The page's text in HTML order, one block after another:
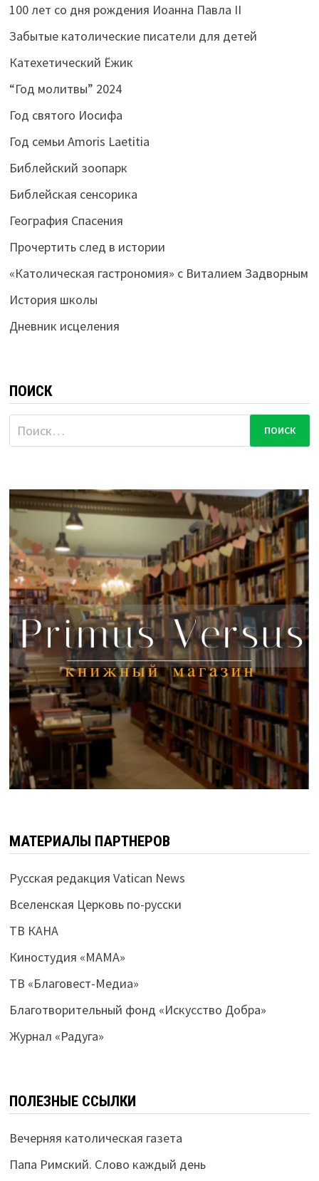
100 лет со дня рождения Иоанна Павла II
Забытые католические писатели для детей
Катехетический Ёжик
“Год молитвы” 2024
Год святого Иосифа
Год семьи Amoris Laetitia
Библейский зоопарк
Библейская сенсорика
География Спасения
Прочертить след в истории
«Католическая гастрономия» с Виталием Задворным
История школы
Дневник исцеления
ПОИСК
Найти:
МАТЕРИАЛЫ ПАРТНЕРОВ
Русская редакция Vatican News
Вселенская Церковь по-русски
ТВ КАНА
Киностудия «МАМА»
ТВ «Благовест-Медиа»
Благотворительный фонд «Искусство Добра»
Журнал «Радуга»
ПОЛЕЗНЫЕ ССЫЛКИ
Вечерняя католическая газета
Папа Римский. Слово каждый день